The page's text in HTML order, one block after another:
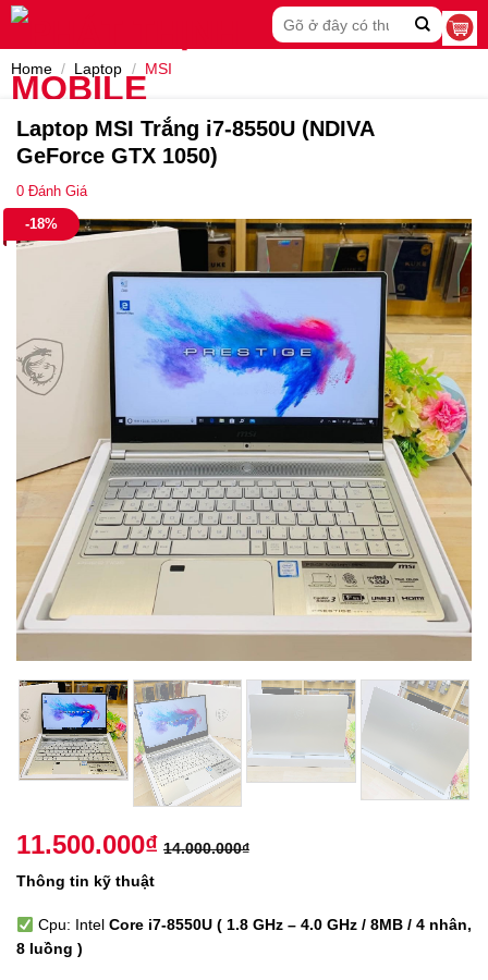
Skip
Search
for:
Home / Laptop / MSI
Laptop MSI Trắng i7-8550U (NDIVA
GeForce GTX 1050)
0 Đánh Giá
-18%
11.500.000₫ 14.000.000₫
Thông tin kỹ thuật
Cpu: Intel Core i7-8550U ( 1.8 GHz – 4.0 GHz / 8MB / 4 nhân,
8 luồng )